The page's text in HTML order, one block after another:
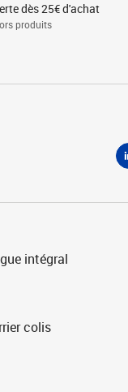
dès 25€ d'achat
produits
intégral
colis